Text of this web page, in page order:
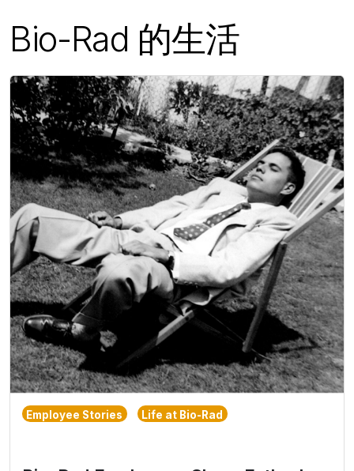
Bio-Rad 的生活
Employee Stories Life at Bio-Rad